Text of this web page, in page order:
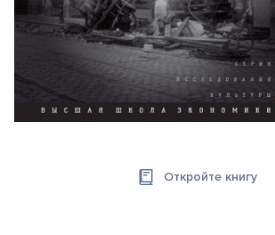
Откройте книгу